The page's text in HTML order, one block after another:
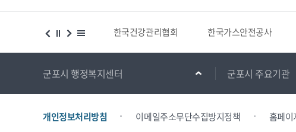
설 등 위치찾기서비스 한국건강관리협회 한국가스안전공사
군포시 행정복지센터 군포시 주요기관
개인정보처리방침 이메일주소무단수집방지정책 홈페이